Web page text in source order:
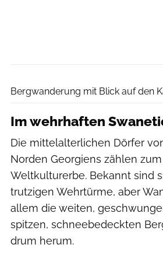
Bergwanderung mit Blick auf den
Im wehrhaften
Die mittelalterlichen Dörfer
Norden Georgiens zählen zum
Weltkulturerbe. Bekannt sind
trutzigen Wehrtürme, aber
allem die weiten,
spitzen, schneebedeckten
drum herum.